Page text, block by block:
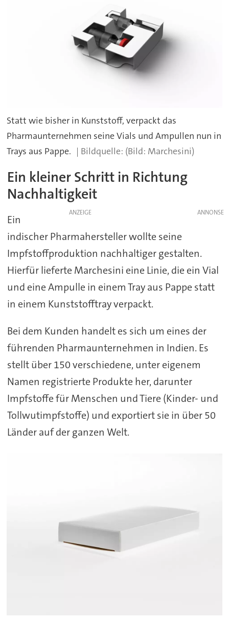
Statt wie bisher in Kunststoff, verpackt das
Pharmaunternehmen seine Vials und Ampullen nun in
Trays aus Pappe.
(Bild: Marchesini)
Ein kleiner Schritt in Richtung
Nachhaltigkeit
ANZEIGE
Ein
indischer Pharmahersteller wollte seine
Impfstoffproduktion nachhaltiger gestalten.
Hierfür lieferte Marchesini eine Linie, die ein Vial
und eine Ampulle in einem Tray aus Pappe statt
in einem Kunststofftray verpackt.
Bei dem Kunden handelt es sich um eines der
führenden Pharmaunternehmen in Indien. Es
stellt über 150 verschiedene, unter eigenem
Namen registrierte Produkte her, darunter
Impfstoffe für Menschen und Tiere (Kinder- und
Tollwutimpfstoffe) und exportiert sie in über 50
Länder auf der ganzen Welt.